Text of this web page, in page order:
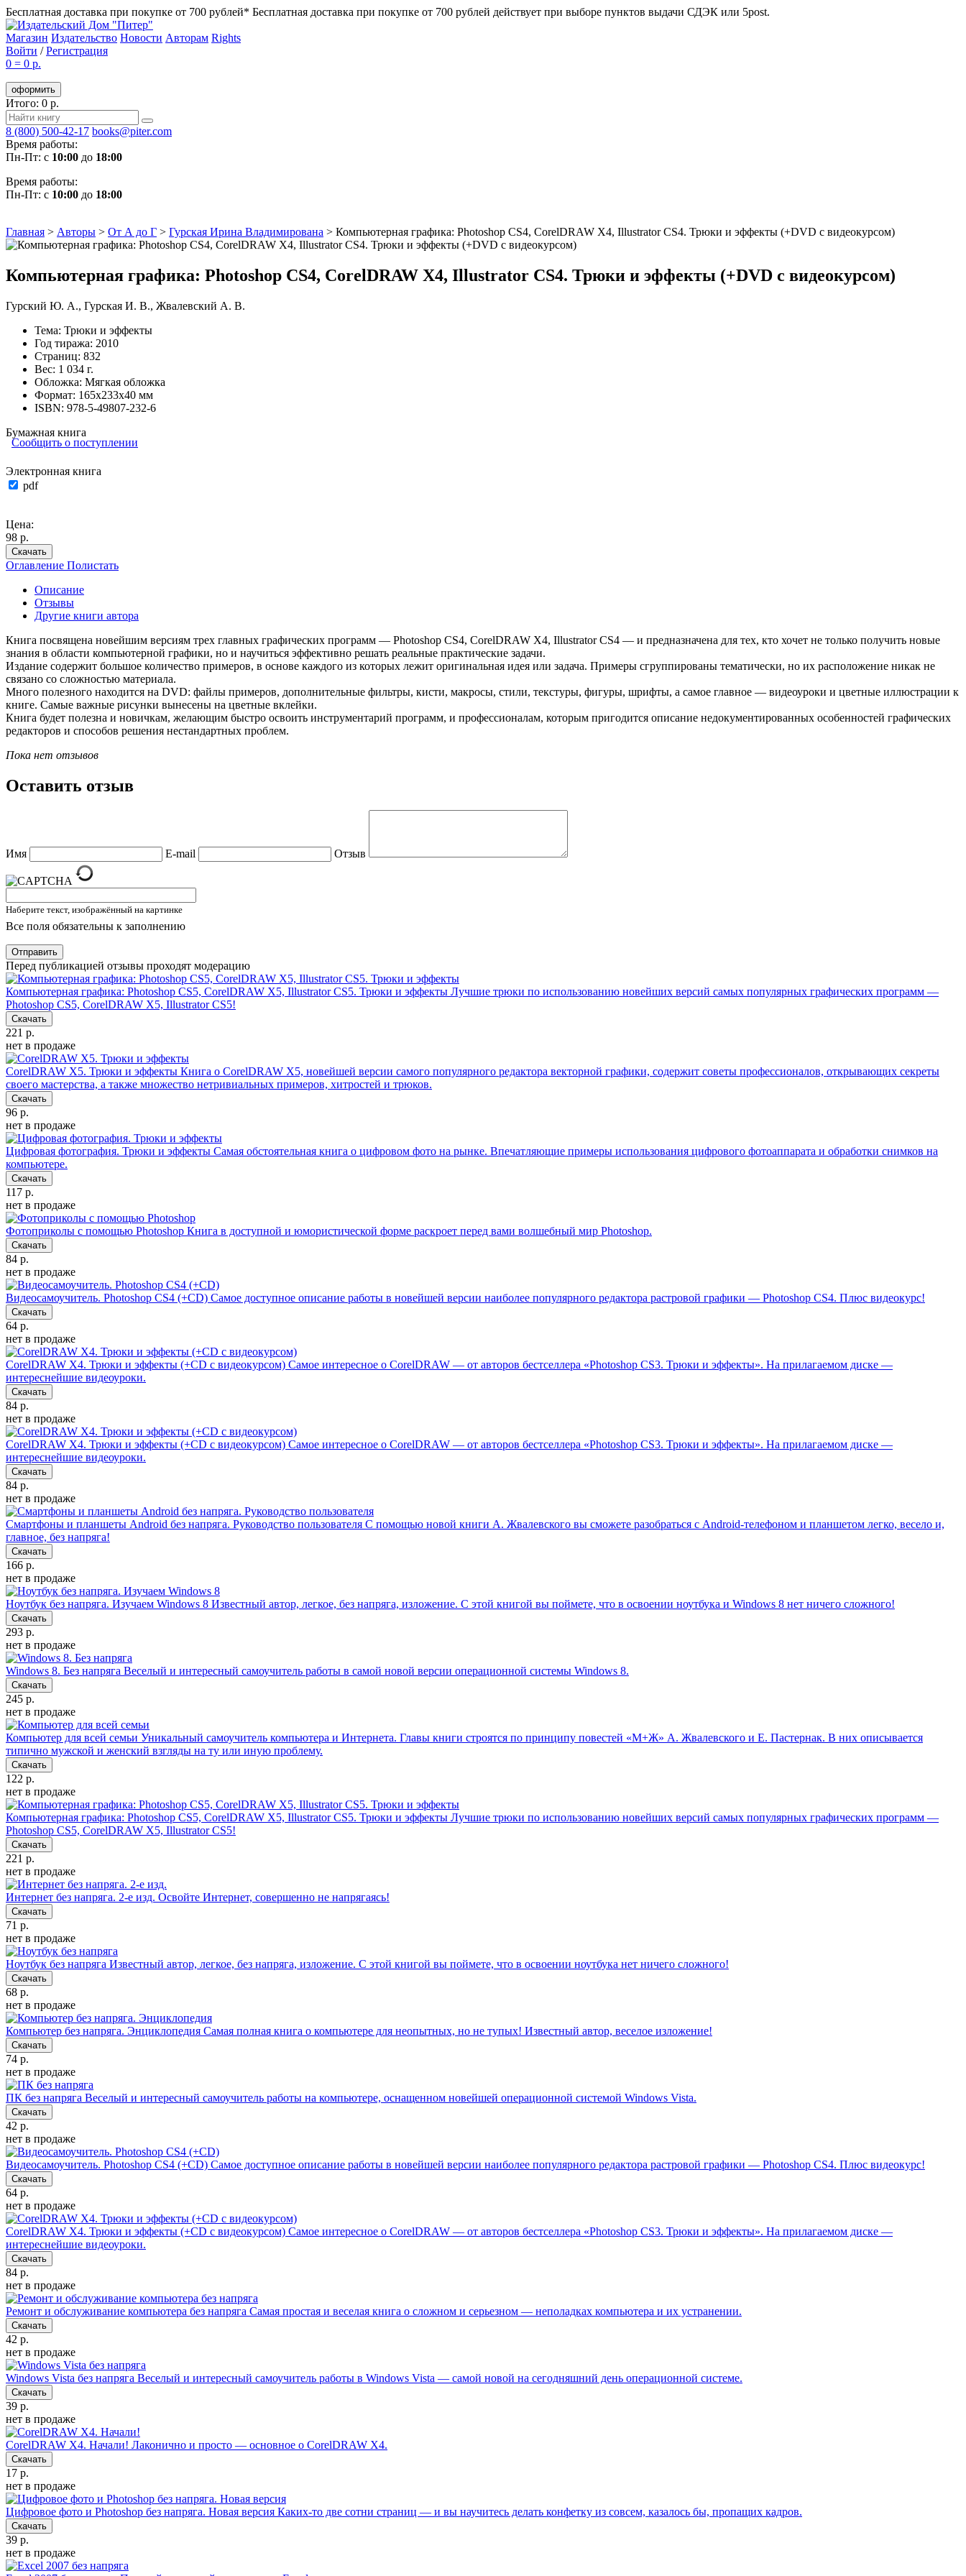
Бесплатная доставка при покупке от 700 рублей* Бесплатная доставка при покупке от 700 рублей действует при выборе пунктов выдачи СДЭК или 5post.
Магазин Издательство Новости Авторам Rights
Войти /Регистрация
0 = 0 р.
оформить
Итого: 0 р.
8 (800) 500-42-17 books@piter.com
Время работы:
Пн-Пт: с 10:00 до 18:00
Время работы:
Пн-Пт: с 10:00 до 18:00
Главная > Авторы > От А до Г > Гурская Ирина Владимирована > Компьютерная графика: Photoshop CS4, CorelDRAW X4, Illustrator CS4. Трюки и эффекты (+DVD с видеокурсом)
Компьютерная графика: Photoshop CS4, CorelDRAW X4, Illustrator CS4. Трюки и эффекты (+DVD с видеокурсом)
Гурский Ю. А., Гурская И. В., Жвалевский А. В.
Тема: Трюки и эффекты
Год тиража: 2010
Страниц: 832
Вес: 1 034 г.
Обложка: Мягкая обложка
Формат: 165х233х40 мм
ISBN: 978-5-49807-232-6
Бумажная книга
Сообщить о поступлении
Электронная книга
pdf
Цена:
98 р.
Скачать
Оглавление Полистать
Описание
Отзывы
Другие книги автора
Книга посвящена новейшим версиям трех главных графических программ — Photoshop CS4, CorelDRAW X4, Illustrator CS4 — и предназначена для тех, кто хочет не только получить новые
знания в области компьютерной графики, но и научиться эффективно решать реальные практические задачи.
Издание содержит большое количество примеров, в основе каждого из которых лежит оригинальная идея или задача. Примеры сгруппированы тематически, но их расположение никак не
связано со сложностью материала.
Много полезного находится на DVD: файлы примеров, дополнительные фильтры, кисти, макросы, стили, текстуры, фигуры, шрифты, а самое главное — видеоуроки и цветные иллюстрации к
книге. Самые важные рисунки вынесены на цветные вклейки.
Книга будет полезна и новичкам, желающим быстро освоить инструментарий программ, и профессионалам, которым пригодится описание недокументированных особенностей графических
редакторов и способов решения нестандартных проблем.
Пока нет отзывов
Оставить отзыв
Имя E-mail Отзыв
Наберите текст, изображённый на картинке
Все поля обязательны к заполнению
Отправить
Перед публикацией отзывы проходят модерацию
Компьютерная графика: Photoshop CS5, CorelDRAW X5, Illustrator CS5. Трюки и эффекты Лучшие трюки по использованию новейших версий самых популярных графических программ —
Photoshop CS5, CorelDRAW X5, Illustrator CS5!
Скачать
221 р.
нет в продаже
CorelDRAW X5. Трюки и эффекты Книга о CorelDRAW X5, новейшей версии самого популярного редактора векторной графики, содержит советы профессионалов, открывающих секреты
своего мастерства, а также множество нетривиальных примеров, хитростей и трюков.
Скачать
96 р.
нет в продаже
Цифровая фотография. Трюки и эффекты Самая обстоятельная книга о цифровом фото на рынке. Впечатляющие примеры использования цифрового фотоаппарата и обработки снимков на
компьютере.
Скачать
117 р.
нет в продаже
Фотоприколы с помощью Photoshop Книга в доступной и юмористической форме раскроет перед вами волшебный мир Photoshop.
Скачать
84 р.
нет в продаже
Видеосамоучитель. Photoshop CS4 (+CD) Самое доступное описание работы в новейшей версии наиболее популярного редактора растровой графики — Photoshop CS4. Плюс видеокурс!
Скачать
64 р.
нет в продаже
CorelDRAW X4. Трюки и эффекты (+CD с видеокурсом) Самое интересное о CorelDRAW — от авторов бестселлера «Photoshop CS3. Трюки и эффекты». На прилагаемом диске —
интереснейшие видеоуроки.
Скачать
84 р.
нет в продаже
CorelDRAW X4. Трюки и эффекты (+CD с видеокурсом) Самое интересное о CorelDRAW — от авторов бестселлера «Photoshop CS3. Трюки и эффекты». На прилагаемом диске —
интереснейшие видеоуроки.
Скачать
84 р.
нет в продаже
Смартфоны и планшеты Android без напряга. Руководство пользователя С помощью новой книги А. Жвалевского вы сможете разобраться с Android-телефоном и планшетом легко, весело и,
главное, без напряга!
Скачать
166 р.
нет в продаже
Ноутбук без напряга. Изучаем Windows 8 Известный автор, легкое, без напряга, изложение. С этой книгой вы поймете, что в освоении ноутбука и Windows 8 нет ничего сложного!
Скачать
293 р.
нет в продаже
Windows 8. Без напряга Веселый и интересный самоучитель работы в самой новой версии операционной системы Windows 8.
Скачать
245 р.
нет в продаже
Компьютер для всей семьи Уникальный самоучитель компьютера и Интернета. Главы книги строятся по принципу повестей «М+Ж» А. Жвалевского и Е. Пастернак. В них описывается
типично мужской и женский взгляды на ту или иную проблему.
Скачать
122 р.
нет в продаже
Компьютерная графика: Photoshop CS5, CorelDRAW X5, Illustrator CS5. Трюки и эффекты Лучшие трюки по использованию новейших версий самых популярных графических программ —
Photoshop CS5, CorelDRAW X5, Illustrator CS5!
Скачать
221 р.
нет в продаже
Интернет без напряга. 2-е изд. Освойте Интернет, совершенно не напрягаясь!
Скачать
71 р.
нет в продаже
Ноутбук без напряга Известный автор, легкое, без напряга, изложение. С этой книгой вы поймете, что в освоении ноутбука нет ничего сложного!
Скачать
68 р.
нет в продаже
Компьютер без напряга. Энциклопедия Самая полная книга о компьютере для неопытных, но не тупых! Известный автор, веселое изложение!
Скачать
74 р.
нет в продаже
ПК без напряга Веселый и интересный самоучитель работы на компьютере, оснащенном новейшей операционной системой Windows Vista.
Скачать
42 р.
нет в продаже
Видеосамоучитель. Photoshop CS4 (+CD) Самое доступное описание работы в новейшей версии наиболее популярного редактора растровой графики — Photoshop CS4. Плюс видеокурс!
Скачать
64 р.
нет в продаже
CorelDRAW X4. Трюки и эффекты (+CD с видеокурсом) Самое интересное о CorelDRAW — от авторов бестселлера «Photoshop CS3. Трюки и эффекты». На прилагаемом диске —
интереснейшие видеоуроки.
Скачать
84 р.
нет в продаже
Ремонт и обслуживание компьютера без напряга Самая простая и веселая книга о сложном и серьезном — неполадках компьютера и их устранении.
Скачать
42 р.
нет в продаже
Windows Vista без напряга Веселый и интересный самоучитель работы в Windows Vista — самой новой на сегодняшний день операционной системе.
Скачать
39 р.
нет в продаже
CorelDRAW X4. Начали! Лаконично и просто — основное о CorelDRAW X4.
Скачать
17 р.
нет в продаже
Цифровое фото и Photoshop без напряга. Новая версия Каких-то две сотни страниц — и вы научитесь делать конфетку из совсем, казалось бы, пропащих кадров.
Скачать
39 р.
нет в продаже